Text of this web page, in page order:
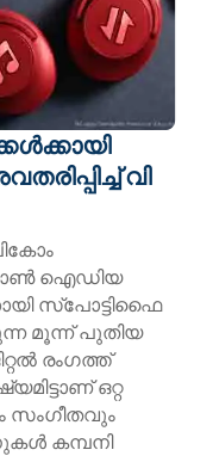
വി
ഐഡിയ
സ്പോട്ടിഫൈ
മൂന്ന് പുതിയ
രംഗത്ത്
ഒറ്റ
സംഗീതവും
കമ്പനി